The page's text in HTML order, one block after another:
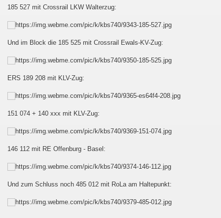
185 527 mit Crossrail LKW Walterzug:
Und im Block die 185 525 mit Crossrail Ewals-KV-Zug:
ERS 189 208 mit KLV-Zug:
151 074 + 140 xxx mit KLV-Zug:
146 112 mit RE Offenburg - Basel:
Und zum Schluss noch 485 012 mit RoLa am Haltepunkt: